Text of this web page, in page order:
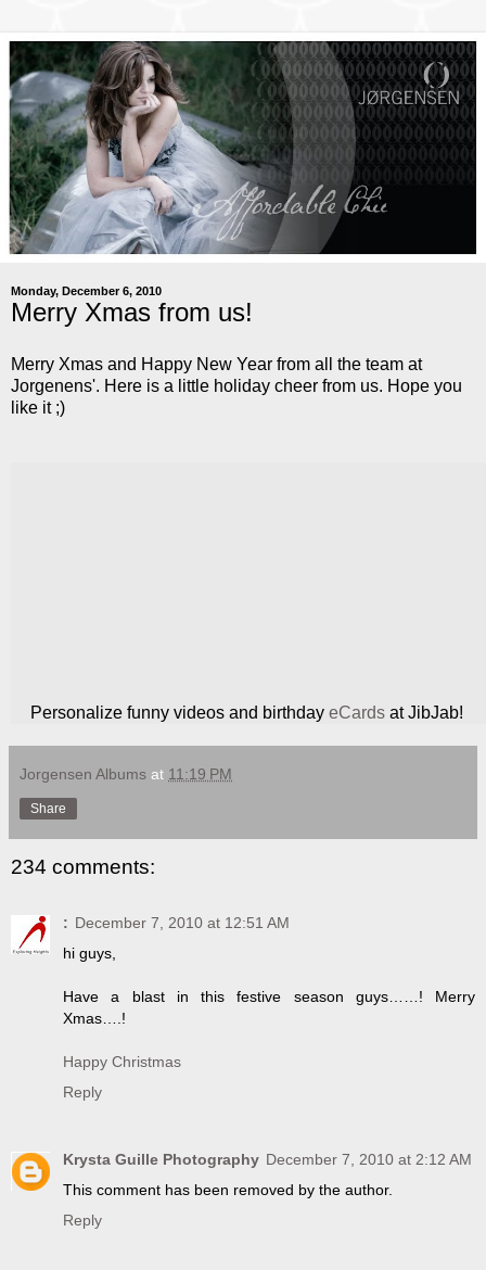
Monday, December 6, 2010
Merry Xmas from us!
Merry Xmas and Happy New Year from all the team at
Jorgenens'. Here is a little holiday cheer from us. Hope you
like it ;)
Personalize funny videos and birthday eCards at JibJab!
Jorgensen Albums at 11:19 PM
Share
234 comments:
: December 7, 2010 at 12:51 AM
hi guys,
Have a blast in this festive season guys……! Merry
Xmas….!
Happy Christmas
Reply
Krysta Guille Photography December 7, 2010 at 2:12 AM
This comment has been removed by the author.
Reply